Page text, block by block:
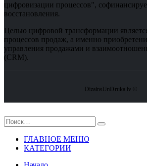
цифровизации процессов",
восстановления.
Целью цифровой трансформации
процессов продаж, а именно
управления продажами и
(CRM).
DizainsUnDruka.lv ©
ГЛАВНОЕ МЕНЮ
КАТЕГОРИИ